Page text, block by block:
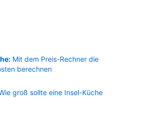
Mit dem Preis-Rechner die
berechnen
groß sollte eine Insel-Küche